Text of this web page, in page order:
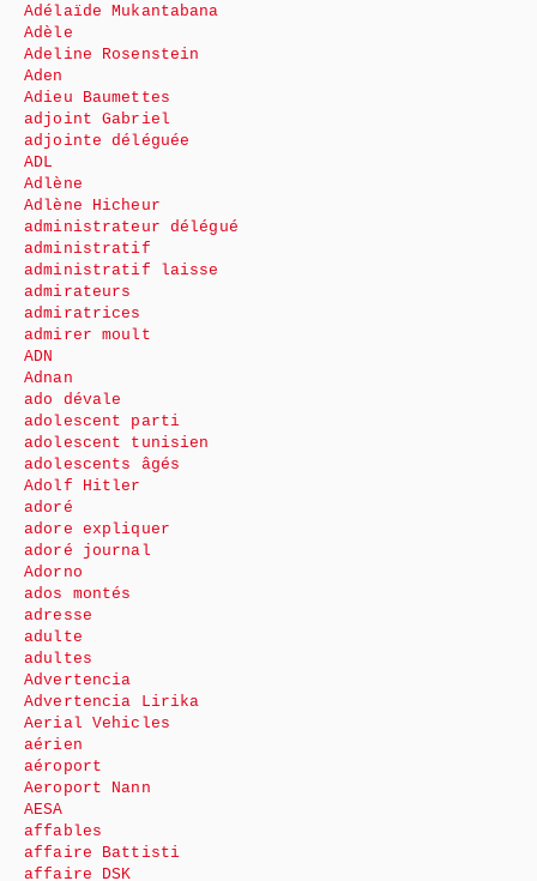
Adélaïde Mukantabana
Adèle
Adeline Rosenstein
Aden
Adieu Baumettes
adjoint Gabriel
adjointe déléguée
ADL
Adlène
Adlène Hicheur
administrateur délégué
administratif
administratif laisse
admirateurs
admiratrices
admirer moult
ADN
Adnan
ado dévale
adolescent parti
adolescent tunisien
adolescents âgés
Adolf Hitler
adoré
adore expliquer
adoré journal
Adorno
ados montés
adresse
adulte
adultes
Advertencia
Advertencia Lirika
Aerial Vehicles
aérien
aéroport
Aeroport Nann
AESA
affables
affaire Battisti
affaire DSK